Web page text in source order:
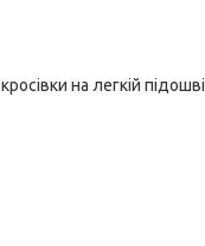
на легкій підошві